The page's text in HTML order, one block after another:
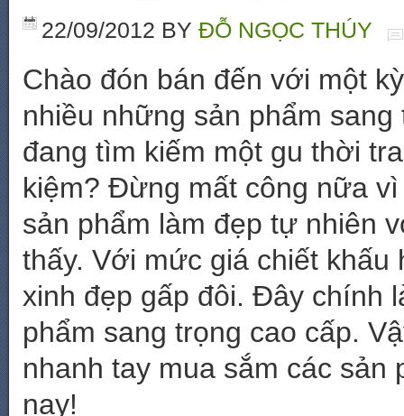
22/09/2012 BY ĐỖ NGỌC THÚY
Chào đón bán đến với một
nhiều những sản phẩm
đang tìm kiếm một gu thời
kiệm? Đừng mất công nữa
sản phẩm làm đẹp tự nhiên
thấy. Với mức giá chiết
xinh đẹp gấp đôi. Đây chính
phẩm sang trọng cao cấp.
nhanh tay mua sắm các sản
nay!